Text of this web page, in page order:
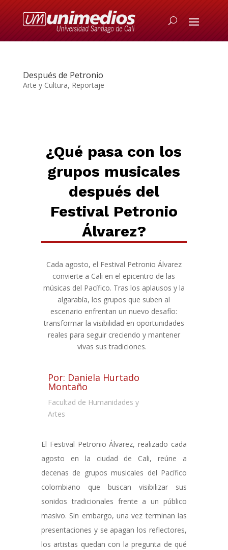
Después de Petronio
Arte y Cultura, Reportaje
¿Qué pasa con los
grupos musicales
después del
Festival Petronio
Álvarez?
Cada agosto, el Festival Petronio Álvarez
convierte a Cali en el epicentro de las
músicas del Pacífico. Tras los aplausos y la
algarabía, los grupos que suben al
escenario enfrentan un nuevo desafío:
transformar la visibilidad en oportunidades
reales para seguir creciendo y mantener
vivas sus tradiciones.
Por: Daniela Hurtado
Montaño
Facultad de Humanidades y
Artes
El Festival Petronio Álvarez, realizado cada
agosto en la ciudad de Cali, reúne a
decenas de grupos musicales del Pacífico
colombiano que buscan visibilizar sus
sonidos tradicionales frente a un público
masivo. Sin embargo, una vez terminan las
presentaciones y se apagan los reflectores,
los artistas quedan con la pregunta de qué